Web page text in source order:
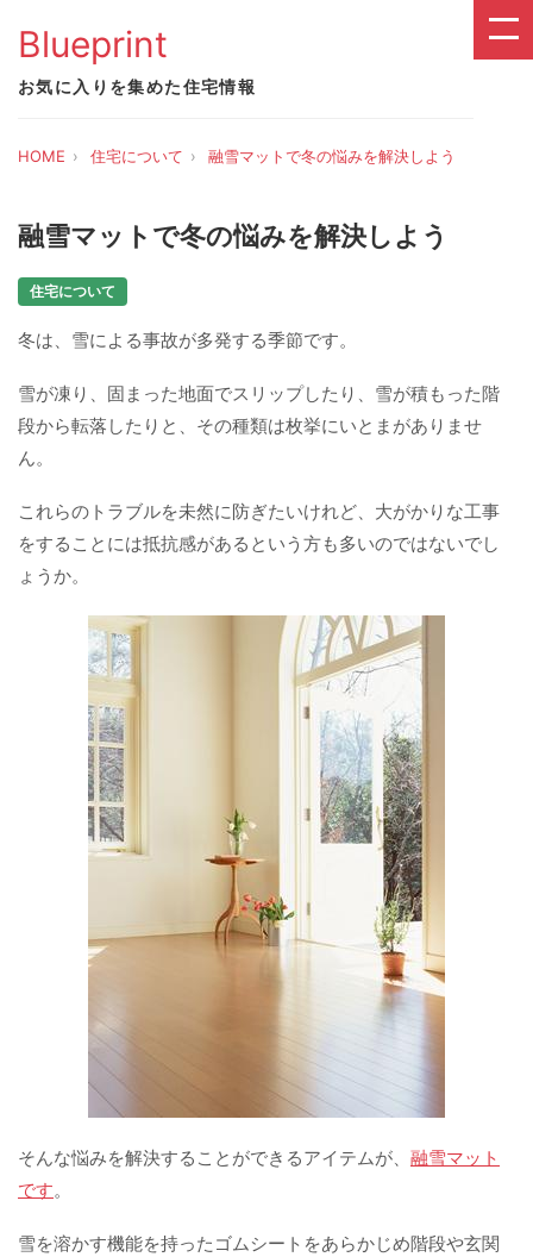
Blueprint
お気に入りを集めた住宅情報
HOME 住宅について 融雪マットで冬の悩みを解決しよう
融雪マットで冬の悩みを解決しよう
住宅について
冬は、雪による事故が多発する季節です。
雪が凍り、固まった地面でスリップしたり、雪が積もった階
段から転落したりと、その種類は枚挙にいとまがありませ
ん。
これらのトラブルを未然に防ぎたいけれど、大がかりな工事
をすることには抵抗感があるという方も多いのではないでし
ょうか。
そんな悩みを解決することができるアイテムが、 融雪マット
です。
雪を溶かす機能を持ったゴムシートをあらかじめ階段や玄関